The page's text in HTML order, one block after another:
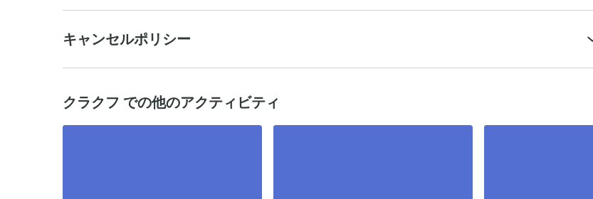
キャンセルポリシー
クラクフ での他のアクティビティ